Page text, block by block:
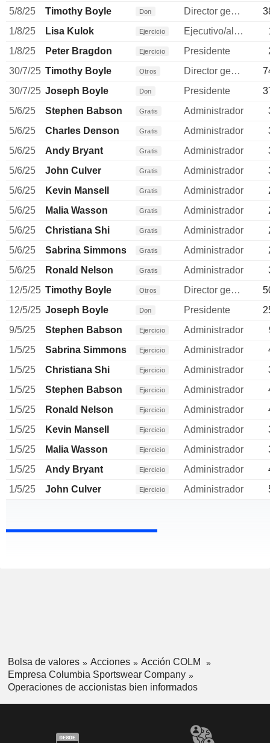
5/8/25
Timothy Boyle Don Director general
1/8/25
Lisa Kulok Ejercicio Ejecutivo/alto directivo
1/8/25
Peter Bragdon Ejercicio Presidente
30/7/25 Timothy Boyle Otros Director general
30/7/25 Joseph Boyle Don Presidente
5/6/25
Stephen Babson Gratis Administrador
5/6/25
Charles Denson Gratis Administrador
5/6/25
Andy Bryant Gratis Administrador
5/6/25
John Culver Gratis Administrador
5/6/25
Kevin Mansell Gratis Administrador
5/6/25
Malia Wasson Gratis Administrador
5/6/25
Christiana Shi Gratis Administrador
5/6/25
Sabrina Simmons Gratis Administrador
5/6/25
Ronald Nelson Gratis Administrador
12/5/25 Timothy Boyle Otros Director general
12/5/25 Joseph Boyle Don Presidente
9/5/25
Stephen Babson Ejercicio Administrador
1/5/25
Sabrina Simmons Ejercicio Administrador
1/5/25
Christiana Shi Ejercicio Administrador
1/5/25
Stephen Babson Ejercicio Administrador
1/5/25
Ronald Nelson Ejercicio Administrador
1/5/25
Kevin Mansell Ejercicio Administrador
1/5/25
Malia Wasson Ejercicio Administrador
1/5/25
Andy Bryant Ejercicio Administrador
1/5/25
John Culver Ejercicio Administrador
Bolsa de valores Acciones
Acción COLM
Empresa Columbia Sportswear Company
Operaciones de accionistas bien informados